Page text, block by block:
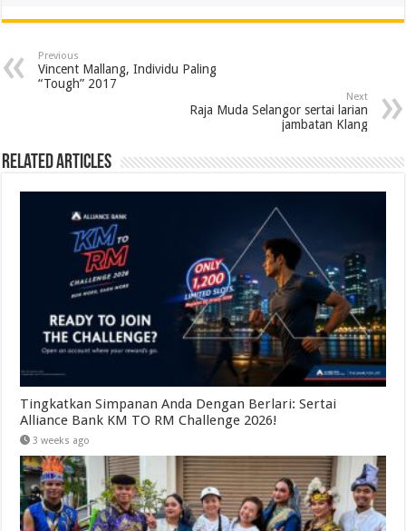
Previous
Vincent Mallang, Individu Paling
“Tough” 2017
Next
Raja Muda Selangor sertai larian
jambatan Klang
Related Articles
Tingkatkan Simpanan Anda Dengan Berlari: Sertai
Alliance Bank KM TO RM Challenge 2026!
3 weeks ago